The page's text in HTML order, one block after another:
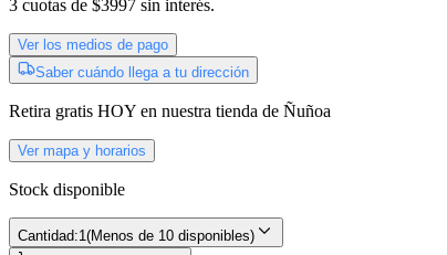
3 cuotas de $3997 sin interés.
Ver los medios de pago
Saber cuándo llega a tu dirección
Retira gratis HOY en nuestra tienda de Ñuñoa
Ver mapa y horarios
Stock disponible
Cantidad:1 (Menos de 10 disponibles)